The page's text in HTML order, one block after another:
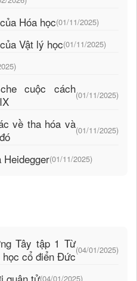
Hóa học(01/11/2025)
Vật lý học(01/11/2025)
cuộc cách(01/11/2025)
về tha hóa và(01/11/2025)
Heidegger(01/11/2025)
Tây tập 1 Từ
cổ điển Đức(04/01/2025)
(04/01/2025)